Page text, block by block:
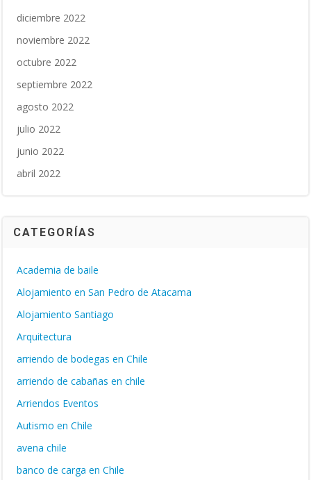
diciembre 2022
noviembre 2022
octubre 2022
septiembre 2022
agosto 2022
julio 2022
junio 2022
abril 2022
CATEGORÍAS
Academia de baile
Alojamiento en San Pedro de Atacama
Alojamiento Santiago
Arquitectura
arriendo de bodegas en Chile
arriendo de cabañas en chile
Arriendos Eventos
Autismo en Chile
avena chile
banco de carga en Chile